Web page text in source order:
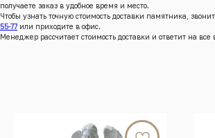
получаете заказ в удобное время и место.
Чтобы узнать точную стоимость доставки памятника,
55-77 или приходите в офис.
Менеджер рассчитает стоимость доставки и ответит на все
г.Красноярск, Енисейский тракт, 8 к/4 (кл. Бадалык)